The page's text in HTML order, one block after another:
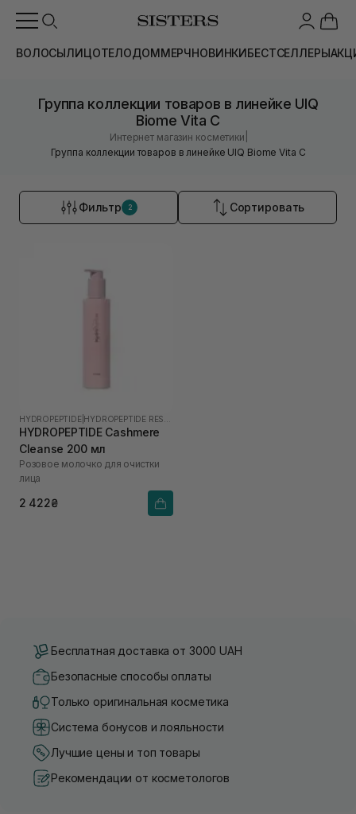
ВОЛОСЫЛИЦОТЕЛОДОММЕРЧНОВИНКИБЕСТСЕЛЛЕРЫ
Группа коллекции товаров в линейке UIQ
Biome Vita C
Интернет магазин косметики
Группа коллекции товаров в линейке UIQ Biome Vita C
Фильтр 2 Сортировать
HYDROPEPTIDE
HYDROPEPTIDE Cashmere
Cleanse 200 мл
Розовое молочко для очистки
лица
2 422₴
Бесплатная доставка от 3000 UAH
Безопасные способы оплаты
Только оригинальная косметика
Система бонусов и лояльности
Лучшие цены и топ товары
Рекомендации от косметологов